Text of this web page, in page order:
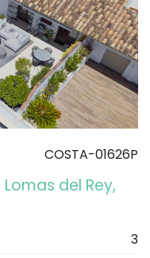
COSTA-01626P
del Rey,
3